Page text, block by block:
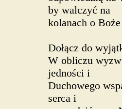
by walczyć na
kolanach o
Dołącz do
W obliczu
jedności i
Duchowego
serca i